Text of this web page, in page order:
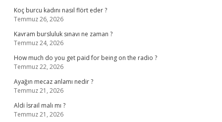
Koç burcu kadını nasıl flört eder ?
Temmuz 26, 2026
Kavram bursluluk sınavı ne zaman ?
Temmuz 24, 2026
How much do you get paid for being on the radio ?
Temmuz 22, 2026
Ayağın mecaz anlamı nedir ?
Temmuz 21, 2026
Aldi İsrail malı mı ?
Temmuz 21, 2026